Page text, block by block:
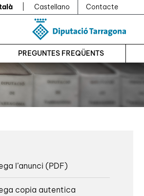
Castellano Contacte
PREGUNTES FREQÜENTS
l’anunci (PDF)
copia autentica